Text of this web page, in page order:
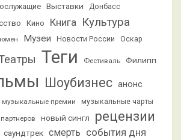
Выставки Донбасс
Кино Книга Культура
Музеи Новости России Оскар
Теги Фестиваль Филипп
Шоубизнес анонс
музыкальные премии
музыкальные чарты
новый сингл рецензии
саундтрек смерть события дня